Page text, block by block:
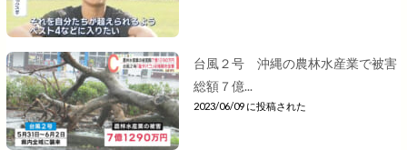
台風２号 沖縄の農林水産業で被害
総額７億...
2023/06/09 に投稿された